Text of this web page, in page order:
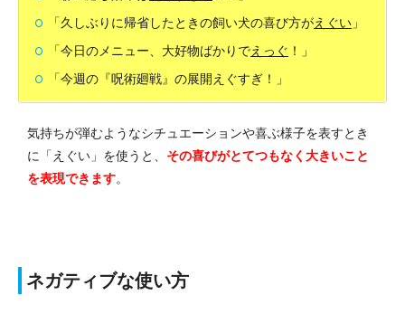
「久しぶりに帰省したときの飼い犬の喜び方がえぐい 」
「今日のメニュー、大好物ばかりでえっぐ ！」
「今週の『呪術廻戦』の展開えぐすぎ！」
気持ちが弾むようなシチュエーションや喜ぶ様子を表すとき
に「えぐい」を使うと、 その喜びがとてつもなく大きいこと
を表現できます。
ネガティブな使い方